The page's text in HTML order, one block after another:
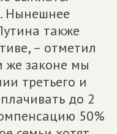
Нынешнее
также
– отметил
же законе мы
третьего и
до 2
50%